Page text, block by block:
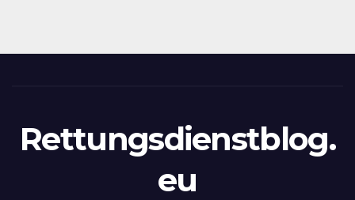
Rettungsdienstblog.
eu